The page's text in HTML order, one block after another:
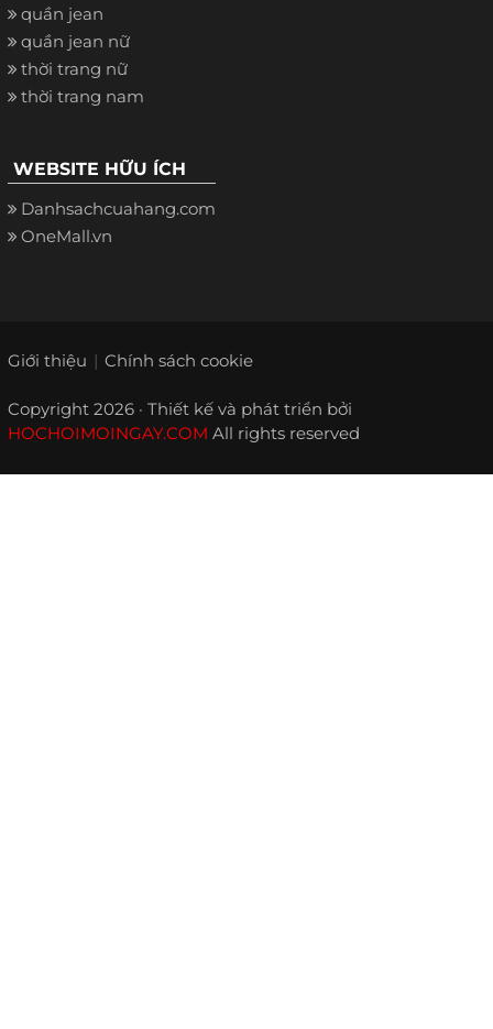
quần jean
quần jean nữ
thời trang nữ
thời trang nam
WEBSITE HỮU ÍCH
Danhsachcuahang.com
OneMall.vn
Giới thiệu Chính sách cookie
Copyright 2026 · Thiết kế và phát triển bởi
HOCHOIMOINGAY.COM All rights reserved